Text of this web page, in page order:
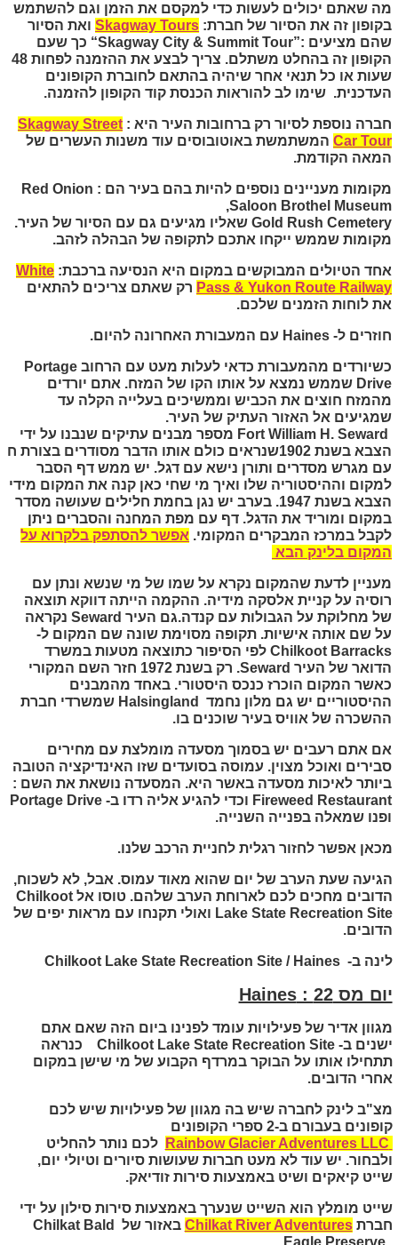
מה שאתם יכולים לעשות כדי למקסם את הזמן וגם להשתמש
בקופון זה את הסיור של חברת: Skagway Toursואת הסיור
שהם מציעים :“Skagway City & Summit Tour” כך שעם
הקופון זה בהחלט משתלם. צריך לבצע את ההזמנה לפחות 48
שעות או כל תנאי אחר שיהיה בהתאם לחוברת הקופונים
העדכנית. שימו לב להוראות הכנסת קוד הקופון להזמנה.
חברה נוספת לסיור רק ברחובות העיר היא : Skagway Street
Car Tourהמשתמשת באוטובוסים עוד משנות העשרים של
המאה הקודמת.
מקומות מעניינים נוספים להיות בהם בעיר הם : ‪Red Onion
Saloon Brothel Museum
,
‪Gold Rush Cemeteryשאליו מגיעים גם עם הסיור של העיר.
מקומות שממש ייקחו אתכם לתקופה של הבהלה לזהב.
אחד הטיולים המבוקשים במקום היא הנסיעה ברכבת: White
Pass & Yukon Route Railway רק שאתם צריכים להתאים
את לוחות הזמנים שלכם.
חוזרים ל- Haines עם המעבורת האחרונה להיום.
כשיורדים מהמעבורת כדאי לעלות מעט עם הרחוב Portage
Drive שממש נמצא על אותו הקו של המזח. אתם יורדים
מהמזח חוצים את הכביש וממשיכים בעלייה הקלה עד
שמגיעים אל האזור העתיק של העיר.
Fort William H. Seward מספר מבנים עתיקים שנבנו על ידי
הצבא בשנת 1902שנראים כולם אותו הדבר מסודרים בצורת ח
עם מגרש מסדרים ותורן נישא עם דגל. יש ממש דף הסבר
למקום וההיסטוריה שלו ואיך מי שחי כאן קנה את המקום מידי
הצבא בשנת 1947. בערב יש נגן בחמת חלילים שעושה מסדר
במקום ומוריד את הדגל. דף עם מפת המחנה והסברים ניתן
לקבל במרכז המבקרים המקומי. אפשר להסתפק בלקרוא על
המקום בלינק הבא
מעניין לדעת שהמקום נקרא על שמו של מי שנשא ונתן עם
רוסיה על קניית אלסקה מידיה. ההקמה הייתה דווקא תוצאה
של מחלוקת על הגבולות עם קנדה.גם העיר Sewardנקראה
על שם אותה אישיות. תקופה מסוימת שונה שם המקום ל-
Chilkoot Barracksלפי הסיפור כתוצאה מטעות במשרד
הדואר של העיר Seward
. רק בשנת 1972 חזר השם המקורי
כאשר המקום הוכרז כנכס היסטורי. באחד מהמבנים
ההיסטוריים יש גם מלון נחמד
Halsingland שמשרדי חברת
ההשכרה של אוויס בעיר שוכנים בו.
אם אתם רעבים יש בסמוך מסעדה מומלצת עם מחירים
סבירים ואוכל מצוין. עמוסה בסועדים שזו האינדיקציה הטובה
ביותר לאיכות מסעדה באשר היא. המסעדה נושאת את השם :
Fireweed Restaurant וכדי להגיע אליה רדו ב- Portage Drive
ופנו שמאלה בפנייה השנייה.
מכאן אפשר לחזור רגלית לחניית הרכב שלנו.
הגיעה שעת הערב של יום שהוא מאוד עמוס. אבל, לא לשכוח,
הדובים מחכים לכם לארוחת הערב שלהם. טוסו אלChilkoot
Lake State Recreation Site ואולי תקנחו עם מראות יפים של
הדובים.
לינה ב- Haines
/
Chilkoot Lake State Recreation Site
יום מס 22 : Haines
מגוון אדיר של פעילויות עומד לפנינו ביום הזה שאם אתם
ישנים ב-Chilkoot Lake State Recreation Site
כנראה
תתחילו אותו על הבוקר במרדף הקבוע של מי שישן במקום
אחרי הדובים.
מצ"ב לינק לחברה שיש בה מגוון של פעילויות שיש לכם
קופונים בעבורם ב-2 ספרי הקופונים
Rainbow Glacier Adventures LLC
לכם נותר להחליט
ולבחור. יש עוד לא מעט חברות שעושות סיורים וטיולי יום,
שייט קיאקים ושיט באמצעות סירות זודיאק.
שייט מומלץ הוא השייט שנערך באמצעות סירות סילון על ידי
חברתChilkat River Adventures באזור של
Chilkat Bald